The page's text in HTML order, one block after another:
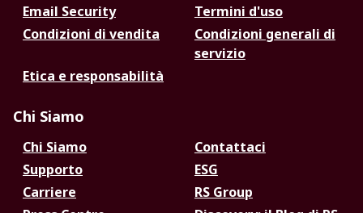
Email Security
Termini d'uso
Condizioni di vendita
Condizioni generali di
servizio
Etica e responsabilità
Chi Siamo
Chi Siamo
Contattaci
Supporto
ESG
Carriere
RS Group